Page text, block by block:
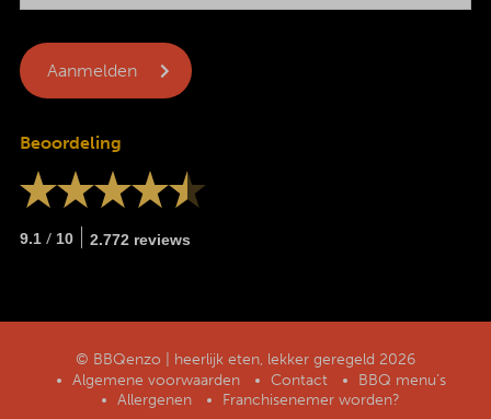
Beoordeling
9.1 / 10 2.772 reviews
© BBQenzo | heerlijk eten, lekker geregeld 2026
Algemene voorwaarden
Contact
BBQ menu’s
Allergenen
Franchisenemer worden?